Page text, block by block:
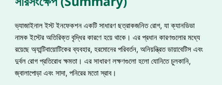
ভ্যাজাইনাল ইস্ট ইনফেকশন একটি সাধারণ ছত্রাকজনিত রোগ, যা ক্যানডিডা
নামক ইস্টের অতিরিক্ত বৃদ্ধির কারণে হয়ে থাকে। এর প্রধান কারণগুলোর মধ্যে
রয়েছে অ্যান্টিবায়োটিকের ব্যবহার, হরমোনের পরিবর্তন, অনিয়ন্ত্রিত ডায়াবেটিস এবং
দুর্বল রোগ প্রতিরোধ ক্ষমতা। এর সাধারণ লক্ষণগুলো হলো যোনিতে চুলকানি,
জ্বালাপোড়া এবং সাদা, পনিরের মতো স্রাব।